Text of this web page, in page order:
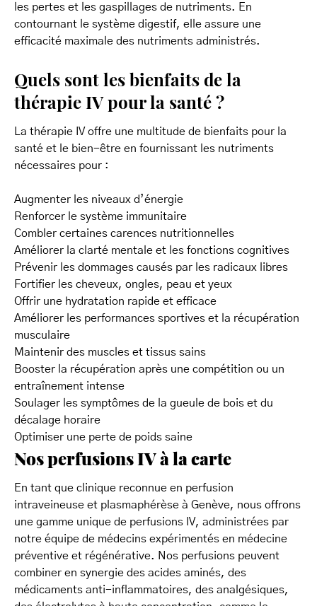
les pertes et les gaspillages de nutriments. En
contournant le système digestif, elle assure une
efficacité maximale des nutriments administrés.
Quels sont les bienfaits de la
thérapie IV pour la santé ?
La thérapie IV offre une multitude de bienfaits pour la
santé et le bien-être en fournissant les nutriments
nécessaires pour :
Augmenter les niveaux d’énergie
Renforcer le système immunitaire
Combler certaines carences nutritionnelles
Améliorer la clarté mentale et les fonctions cognitives
Prévenir les dommages causés par les radicaux libres
Fortifier les cheveux, ongles, peau et yeux
Offrir une hydratation rapide et efficace
Améliorer les performances sportives et la récupération
musculaire
Maintenir des muscles et tissus sains
Booster la récupération après une compétition ou un
entraînement intense
Soulager les symptômes de la gueule de bois et du
décalage horaire
Optimiser une perte de poids saine
Nos perfusions IV à la carte
En tant que clinique reconnue en perfusion
intraveineuse et plasmaphérèse à Genève, nous offrons
une gamme unique de perfusions IV, administrées par
notre équipe de médecins expérimentés en médecine
préventive et régénérative. Nos perfusions peuvent
combiner en synergie des acides aminés, des
médicaments anti-inflammatoires, des analgésiques,